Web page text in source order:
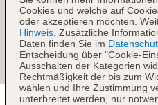
Cookies und welche auf
oder akzeptieren möchten.
Hinweis . Zusätzliche
Daten finden Sie im
Entscheidung über "Cookie-
Ausschalten der Kategorien
Rechtmäßigkeit der bis zum
wählen und Ihre Zustimmung
unterbreitet werden, nur